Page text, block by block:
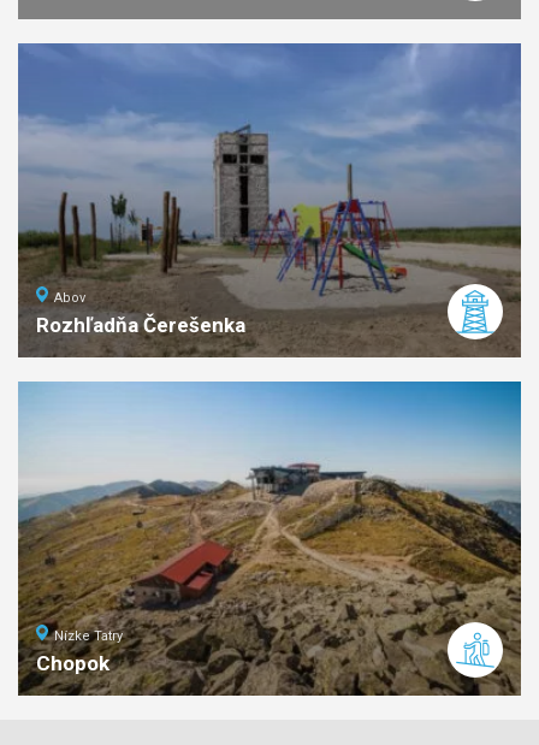
Abov
Rozhľadňa Čerešenka
ľahkánáročnosť
Nízke Tatry
Chopok